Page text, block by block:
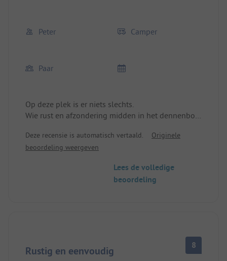
Peter Camper
Paar
Op deze plek is er niets slechts.
Wie rust en afzondering midden in het dennenbos
Deze recensie is automatisch vertaald.
Originele
beoordeling weergeven
Lees de volledige
beoordeling
Rustig en eenvoudig 8